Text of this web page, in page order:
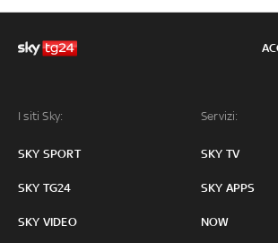
I siti Sky:
SKY SPORT
SKY TG24
SKY VIDEO
Servizi:
SKY TV
SKY APPS
NOW